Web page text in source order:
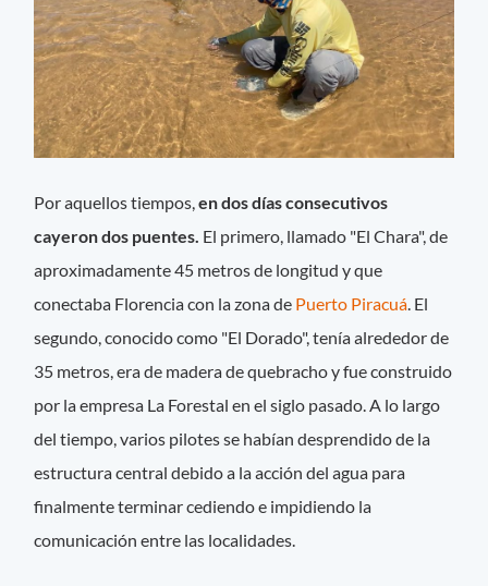
Por aquellos tiempos, en dos días consecutivos
cayeron dos puentes. El primero, llamado "El Chara", de
aproximadamente 45 metros de longitud y que
conectaba Florencia con la zona de Puerto Piracuá . El
segundo, conocido como "El Dorado", tenía alrededor de
35 metros, era de madera de quebracho y fue construido
por la empresa La Forestal en el siglo pasado. A lo largo
del tiempo, varios pilotes se habían desprendido de la
estructura central debido a la acción del agua para
finalmente terminar cediendo e impidiendo la
comunicación entre las localidades.